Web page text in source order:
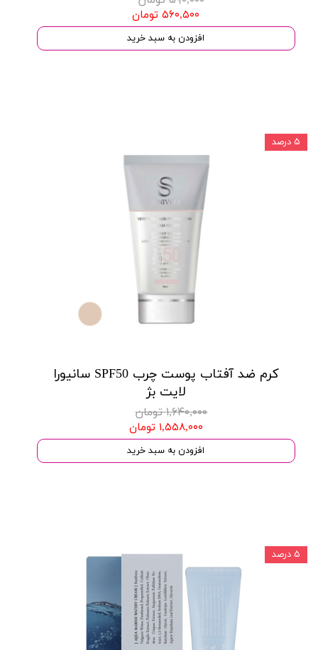
۵۶۰,۵۰۰ تومان
افزودن به سبد خرید
کرم ضد آفتاب پوست چرب SPF50 سانیورا
لایت بژ
۱,۶۴۰,۰۰۰ تومان
۱,۵۵۸,۰۰۰ تومان
افزودن به سبد خرید
۵ درصد
۵ درصد